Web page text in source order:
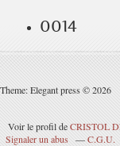
0014
Theme: Elegant press © 2026
Voir le profil deCRISTOL
Signaler un abus
C.G.U.